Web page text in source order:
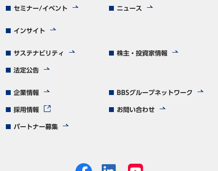
セミナー/イベント ニュース
インサイト
サステナビリティ 株主・投資家情報
法定公告
企業情報 BBSグループネットワーク
採用情報 お問い合わせ
パートナー募集